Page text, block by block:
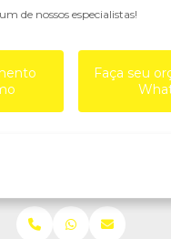
de nossos especialistas!
Faça seu